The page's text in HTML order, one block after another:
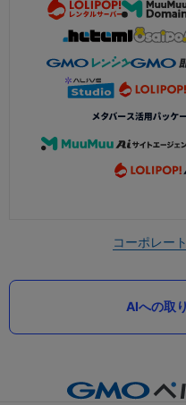
コーポレー
AIへの取